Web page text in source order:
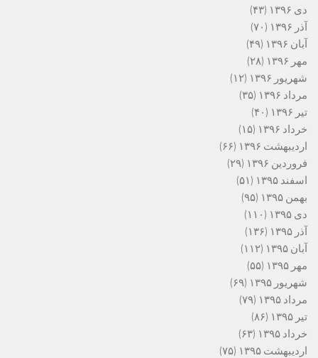
دی ۱۳۹۶
(۴۳)
آذر ۱۳۹۶
(۷۰)
آبان ۱۳۹۶
(۴۹)
مهر ۱۳۹۶
(۲۸)
شهریور ۱۳۹۶
(۱۲)
مرداد ۱۳۹۶
(۳۵)
تیر ۱۳۹۶
(۴۰)
خرداد ۱۳۹۶
(۱۵)
اردیبهشت ۱۳۹۶
(۶۶)
فروردین ۱۳۹۶
(۲۹)
اسفند ۱۳۹۵
(۵۱)
بهمن ۱۳۹۵
(۹۵)
دی ۱۳۹۵
(۱۱۰)
آذر ۱۳۹۵
(۱۳۶)
آبان ۱۳۹۵
(۱۱۲)
مهر ۱۳۹۵
(۵۵)
شهریور ۱۳۹۵
(۶۹)
مرداد ۱۳۹۵
(۷۹)
تیر ۱۳۹۵
(۸۶)
خرداد ۱۳۹۵
(۶۳)
اردیبهشت ۱۳۹۵
(۷۵)